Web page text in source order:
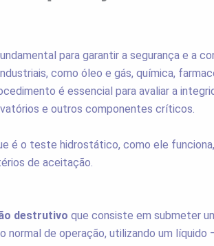
para garantir a segurança e a
como óleo e gás, química,
é essencial para avaliar a
e outros componentes críticos.
é o teste hidrostático, como ele
de aceitação.
destrutivo que consiste em submeter
normal de operação, utilizando um líquido